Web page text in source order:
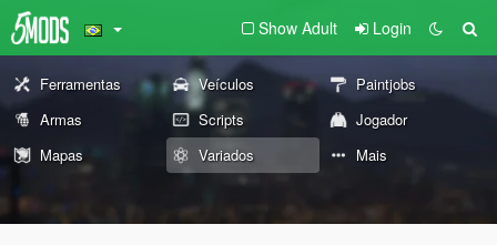
Show Adult Login
Ferramentas Veículos
Paintjobs
Armas
Scripts
Jogador
Mapas
Variados Mais